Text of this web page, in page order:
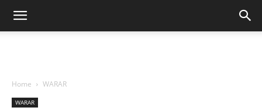
Home WARAR
WARAR